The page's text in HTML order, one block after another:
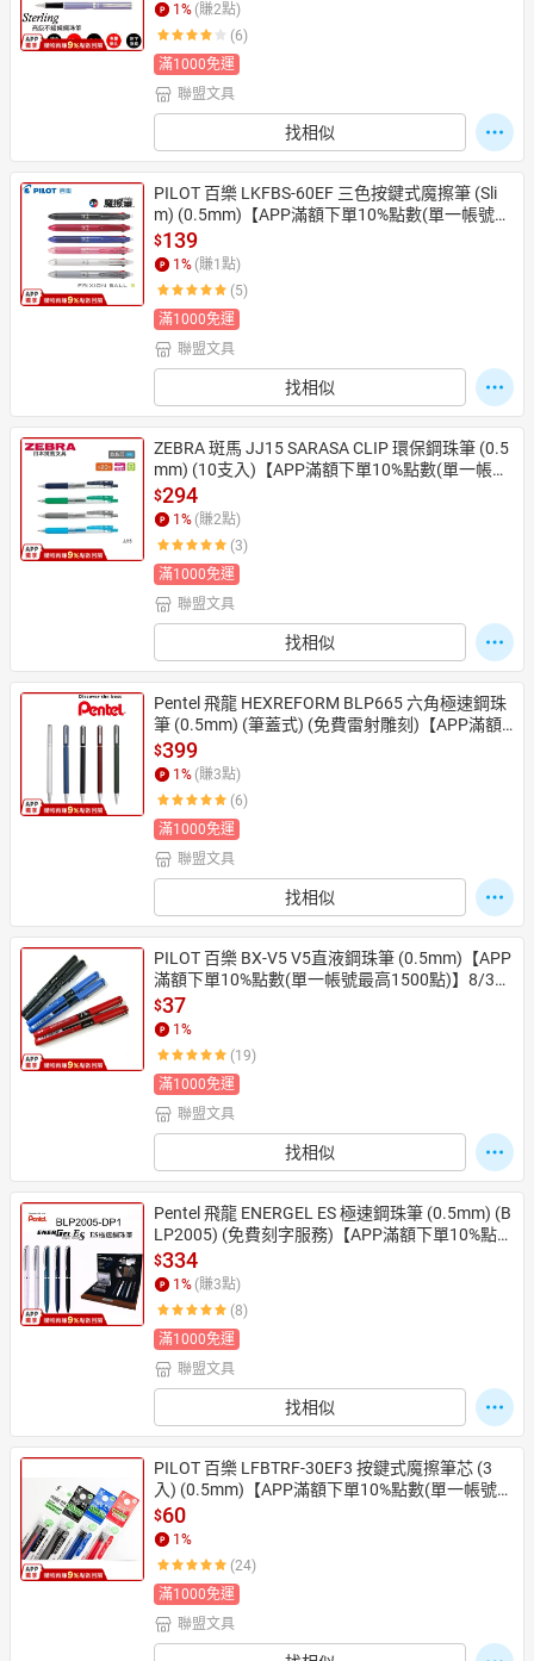
1 % (賺2點)
(6)
滿1000免運
聯盟文具
找相似
PILOT 百樂 LKFBS-60EF 三色按鍵式魔擦筆 (Sli
m) (0.5mm)【APP滿額下單10%點數(單一帳號最
高1500點)】8/31止
$139
1 % (賺1 點)
(5)
滿1000免運
聯盟文具
找相似
ZEBRA 斑馬 JJ15 SARASA CLIP 環保鋼珠筆 (0.5
mm) (10支入)【APP滿額下單10%點數(單一帳號
最高1500點)】8/31止
$294
1 % (賺2點)
(3)
滿1000免運
聯盟文具
找相似
Pentel 飛龍 HEXREFORM BLP665 六角極速鋼珠
筆 (0.5mm) (筆蓋式) (免費雷射雕刻)【APP滿額
下單10%點數(單一帳號最高1500點)】8/31止
$399
1 % (賺3點)
(6)
滿1000免運
聯盟文具
找相似
PILOT 百樂 BX-V5 V5直液鋼珠筆 (0.5mm)【APP
滿額下單10%點數(單一帳號最高1500點)】8/31
止
$37
1 %
(19)
滿1000免運
聯盟文具
找相似
Pentel 飛龍 ENERGEL ES 極速鋼珠筆 (0.5mm) (B
LP2005) (免費刻字服務)【APP滿額下單10%點數
(單一帳號最高1500點)】8/31止
$334
1 % (賺3點)
(8)
滿1000免運
聯盟文具
找相似
PILOT 百樂 LFBTRF-30EF3 按鍵式魔擦筆芯 (3
入) (0.5mm)【APP滿額下單10%點數(單一帳號最
高1500點)】8/31止
$60
1 %
(24)
滿1000免運
聯盟文具